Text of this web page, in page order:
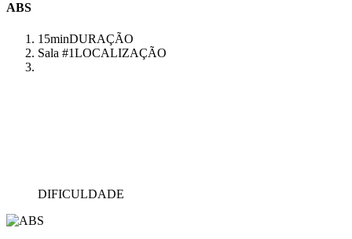
ABS
15minDURAÇÃO
Sala #1LOCALIZAÇÃO
DIFICULDADE